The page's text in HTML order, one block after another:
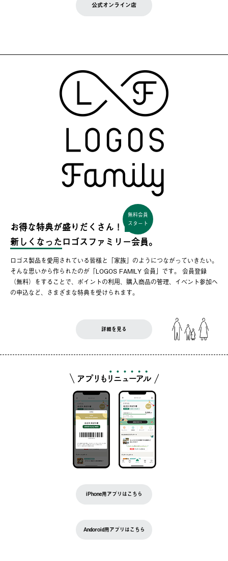
公式オンライン店
お得な特典が盛りだくさん！
無料会員
スタート
新しくなった ロゴスファミリー会員。
ロゴス製品を愛用されている皆様と「家族」のようにつながっていきたい。
そんな思いから作られたのが「LOGOS FAMILY 会員」です。 会員登録
（無料）をすることで、ポイントの利用、購入商品の管理、イベント参加へ
の申込など、さまざまな特典を受けられます。
詳細を見る
iPhone用アプリはこちら
Andoroid用アプリはこちら